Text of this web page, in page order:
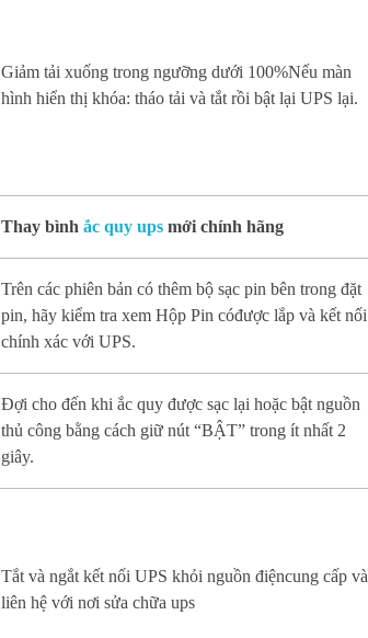
Giảm tải xuống trong ngưỡng dưới 100%Nếu màn
hình hiển thị khóa: tháo tải và tắt rồi bật lại UPS lại.
Thay bìnhắc quy ups mới chính hãng
Trên các phiên bản có thêm bộ sạc pin bên trong đặt
pin, hãy kiểm tra xem Hộp Pin cóđược lắp và kết nối
chính xác với UPS.
Đợi cho đến khi ắc quy được sạc lại hoặc bật nguồn
thủ công bằng cách giữ nút “BẬT” trong ít nhất 2
giây.
Tắt và ngắt kết nối UPS khỏi nguồn điệncung cấp và
liên hệ với nơi sửa chữa ups